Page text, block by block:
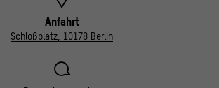
Anfahrt
Schloßplatz, 10178 Berlin